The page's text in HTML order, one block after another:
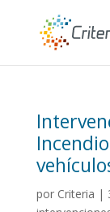
por Criteria |